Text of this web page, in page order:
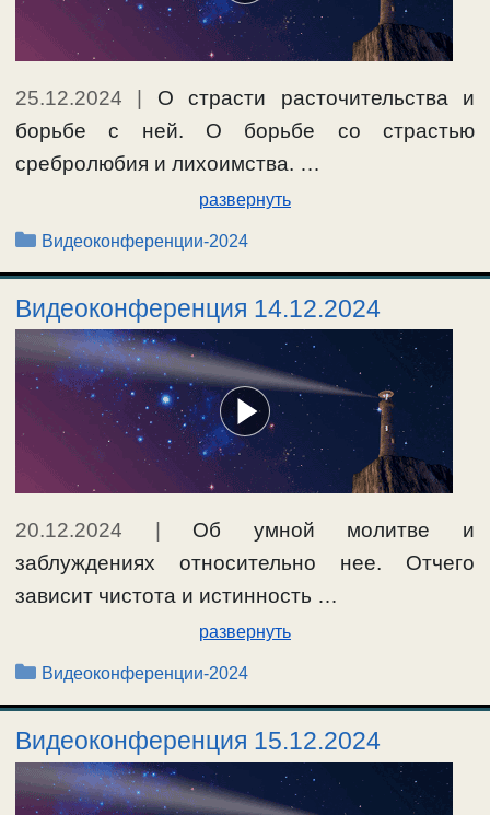
25.12.2024 | О страсти расточительства и
борьбе с ней. О борьбе со страстью
сребролюбия и лихоимства. …
развернуть
Рубрики
Видеоконференции-2024
Видеоконференция 14.12.2024
20.12.2024
Об умной молитве и
заблуждениях относительно нее. Отчего
зависит чистота и истинность …
развернуть
Рубрики
Видеоконференции-2024
Видеоконференция 15.12.2024